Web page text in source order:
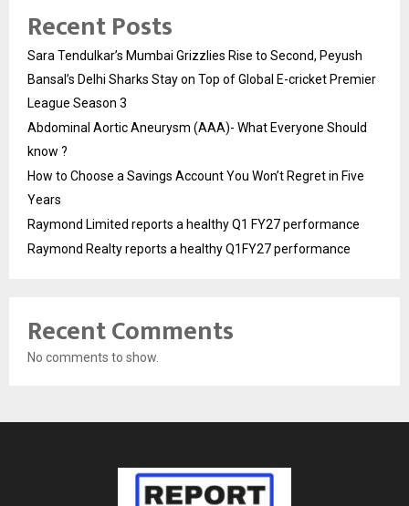
Recent Posts
Sara Tendulkar’s Mumbai Grizzlies Rise to Second, Peyush
Bansal’s Delhi Sharks Stay on Top of Global E-cricket Premier
League Season 3
Abdominal Aortic Aneurysm (AAA)- What Everyone Should
know ?
How to Choose a Savings Account You Won’t Regret in Five
Years
Raymond Limited reports a healthy Q1 FY27 performance
Raymond Realty reports a healthy Q1FY27 performance
Recent Comments
No comments to show.